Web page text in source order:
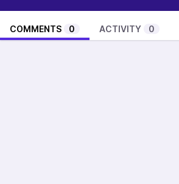
COMMENTS 0 ACTIVITY 0